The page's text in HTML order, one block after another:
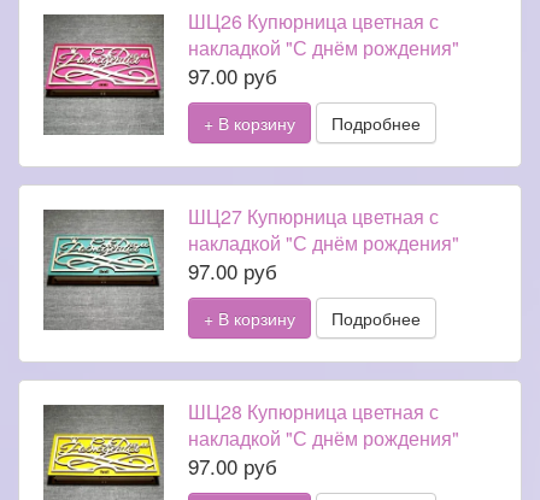
ШЦ26 Купюрница цветная с
накладкой "С днём рождения"
97.00 руб
+ В корзину Подробнее
ШЦ27 Купюрница цветная с
накладкой "С днём рождения"
97.00 руб
+ В корзину Подробнее
ШЦ28 Купюрница цветная с
накладкой "С днём рождения"
97.00 руб